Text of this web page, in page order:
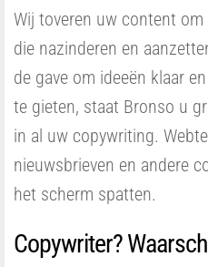
Wij toveren uw content
die nazinderen en
de gave om ideeën klaar
te gieten, staat Bronso u
in al uw copywriting.
nieuwsbrieven en andere
het scherm spatten.
Copywriter?